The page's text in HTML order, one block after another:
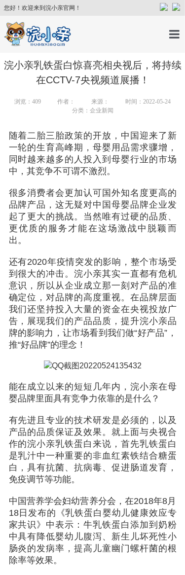
您好！欢迎来到浣小亲官网！
首
浣小亲乳铁蛋白惊喜亮相央视后，将持续
在CCTV-7央视频道展播！
浏览： 409 作者： 来源：
时间：2022-05-24
分类：企业新闻
随着二胎三胎政策的开放，中国迎来了新
一轮的生育高峰期，母婴用品需求骤增，
同时越来越多的人投入到母婴行业的市场
中，其竞争不可谓不激烈。
很多消费者会更加认可国外知名度更高的
品牌产品，这无疑对中国母婴品牌企业发
起了更大的挑战。当然唯有过硬的品质、
更优质的服务才能在这场激战中脱颖而
出。
还有2020年疫情突发的影响，整个市场受
到很大的冲击。浣小亲其实一直都有危机
意识，所以从企业成立那一刻对产品的准
确定位，对品牌的高度重视。在品牌层面
我们还坚持投入大量的资金在央视投放广
告，展现我们的产品品质，提升浣小亲品
牌的影响力，让市场看到我们做“好产品”，
推“好品牌”的理念！
能在成立以来的短短几年内，浣小亲在母
婴品牌里面具有竞争力依靠的是什么？
有先进且专业的技术研发是必须的，以及
产品的品质保证及效果。就上面与央视合
作的浣小亲乳铁蛋白来说，首先乳铁蛋白
是乳汁中一种重要的非血红素铁结合糖蛋
白，具有抗菌、抗病毒、促进肠道发育，
免疫调节等功能。
中国营养学会妇幼营养分会，在2018年8月
18日发布的《乳铁蛋白婴幼儿健康效应专
家共识》中表示：牛乳铁蛋白添加到奶粉
中具有降低婴幼儿腹泻、新生儿坏死性小
肠炎的发病率，提高儿童幽门螺杆菌的根
除率等效果。